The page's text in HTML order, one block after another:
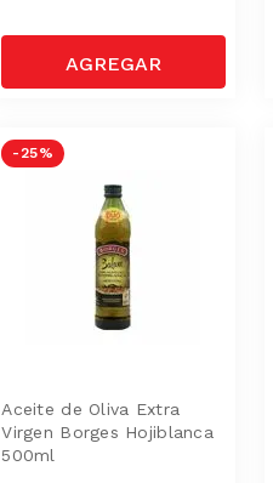
-25 %
Aceite de Oliva Extra
Virgen Borges Hojiblanca
500ml